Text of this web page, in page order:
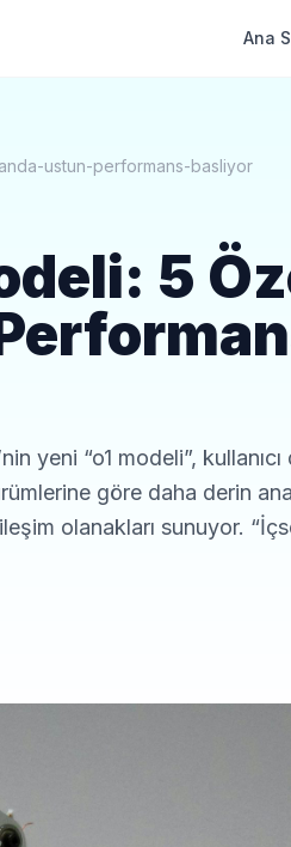
Ana
ustun-performans-basliyor
5
yeni “o1 modeli”,
göre daha derin
olanakları sunuyor.